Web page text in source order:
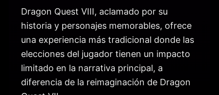
Dragon Quest VIII, aclamado por su
historia y personajes memorables, ofrece
una experiencia más tradicional donde las
elecciones del jugador tienen un impacto
limitado en la narrativa principal, a
diferencia de la reimaginación de Dragon